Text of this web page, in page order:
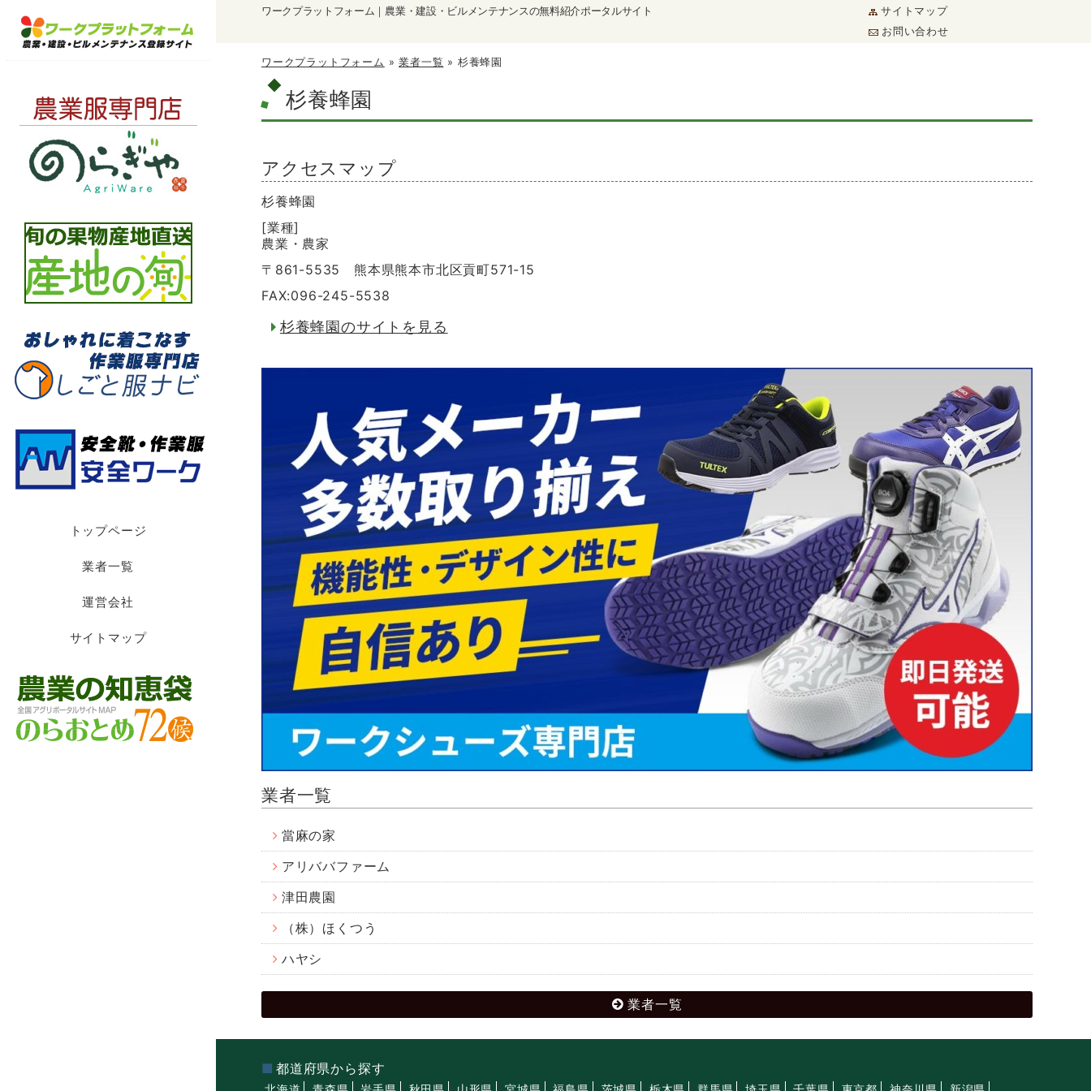
ワークプラットフォーム｜農業・建設・ビルメンテナンスの無料紹介ポータルサイト
サイトマップ
お問い合わせ
トップページ
業者一覧
運営会社
サイトマップ
ワークプラットフォーム »業者一覧 » 杉養蜂園
杉養蜂園
アクセスマップ
杉養蜂園
[業種]
農業・農家
〒861-5535 熊本県熊本市北区貢町571-15
FAX:096-245-5538
杉養蜂園のサイトを見る
業者一覧
當麻の家
アリババファーム
津田農園
（株）ほくつう
ハヤシ
業者一覧
都道府県から探す